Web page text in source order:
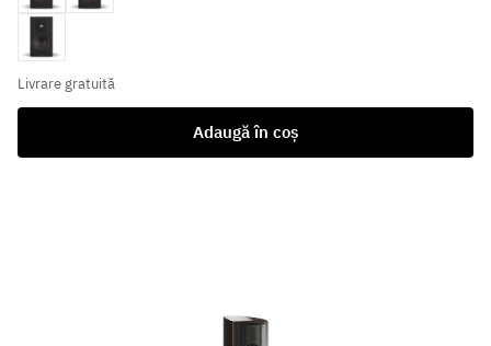
walnut
Livrare gratuită
Adaugă în coș